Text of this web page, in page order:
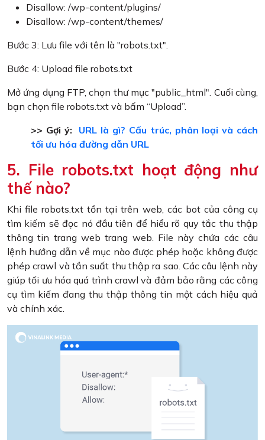
Disallow: /wp-content/plugins/
Disallow: /wp-content/themes/
Bước 3: Lưu file với tên là "robots.txt".
Bước 4: Upload file robots.txt
Mở ứng dụng FTP, chọn thư mục "public_html". Cuối cùng,
bạn chọn file robots.txt và bấm “Upload”.
>> Gợi ý:
URL là gì? Cấu trúc, phân loại và cách
tối ưu hóa đường dẫn URL
5. File robots.txt hoạt động như
thế nào?
Khi file robots.txt tồn tại trên web, các bot của công cụ
tìm kiếm sẽ đọc nó đầu tiên để hiểu rõ quy tắc thu thập
thông tin trang web trang web. File này chứa các câu
lệnh hướng dẫn về mục nào được phép hoặc không được
phép crawl và tần suất thu thập ra sao. Các câu lệnh này
giúp tối ưu hóa quá trình crawl và đảm bảo rằng các công
cụ tìm kiếm đang thu thập thông tin một cách hiệu quả
và chính xác.